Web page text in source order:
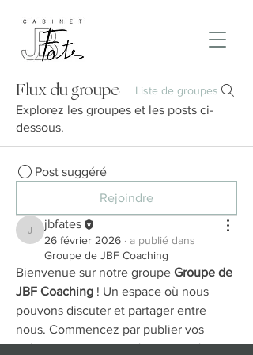
Flux du groupe Liste de groupes
Explorez les groupes et les posts ci-
dessous.
Post suggéré
Rejoindre
jbfates
jbfates
26 février 2026 · a publié dans
Groupe de JBF Coaching
Bienvenue sur notre groupe Groupe de
JBF Coaching ! Un espace où nous
pouvons discuter et partager entre
nous. Commencez par publier vos
idées, partager des médias ou créer un